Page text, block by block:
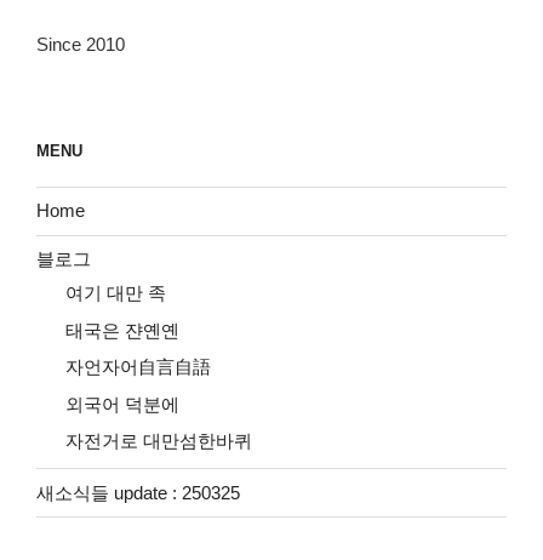
Since 2010
MENU
Home
블로그
여기 대만 족
태국은 쟌옌옌
자언자어自言自語
외국어 덕분에
자전거로 대만섬한바퀴
새소식들 update : 250325